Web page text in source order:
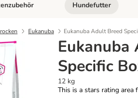
Menü öffnen: KatzenfutterKategorie-Menü
Hundefutter
Eukanuba Eukanuba Adult Breed
Eukanuba
Specific
12 kg
This is a stars rating area